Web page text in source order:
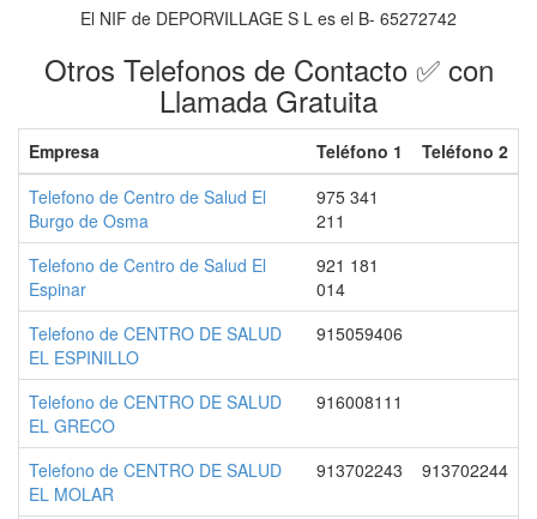
El NIF de DEPORVILLAGE S L es el B- 65272742
Otros Telefonos de Contacto ✅ con
Llamada Gratuita
Empresa Teléfono 1
Teléfono 2
Telefono de Centro de Salud El
Burgo de Osma
975 341
211
Telefono de Centro de Salud El
Espinar
921 181
014
Telefono de CENTRO DE SALUD
EL ESPINILLO
915059406
Telefono de CENTRO DE SALUD
EL GRECO
916008111
Telefono de CENTRO DE SALUD
EL MOLAR
913702243 913702244